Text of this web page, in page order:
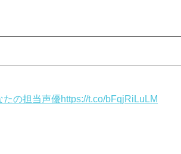
たの担当声優https://t.co/bFqjRiLuLM